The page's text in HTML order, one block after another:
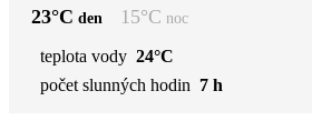
23°C den 15°C noc
teplota vody 24°C
počet slunných hodin 7 h